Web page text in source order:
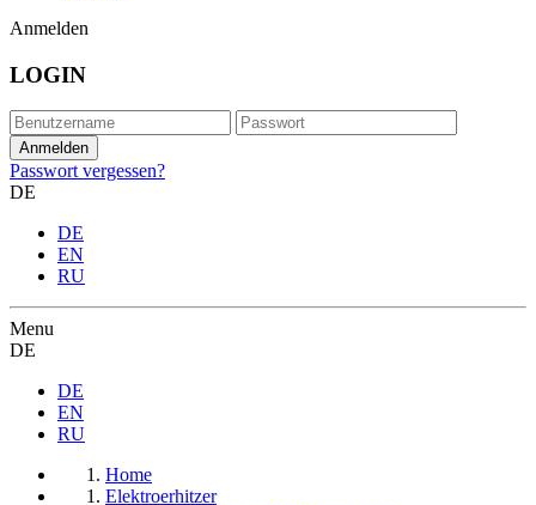
Anmelden
LOGIN
Passwort vergessen?
DE
DE
EN
RU
Menu
DE
DE
EN
RU
Home
Elektroerhitzer